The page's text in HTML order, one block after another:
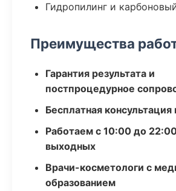
Гидропилинг и
Преимущества
Гарантия результата и
постпроцедурное
Бесплатная
Работаем с 10:00 до
выходных
Врачи-косметологи с
образованием